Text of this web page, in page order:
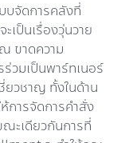
บจัดการคลังที่
เป็นเรื่องวุ่นวาย
ขาดความ
วมเป็นพาร์ทเนอร์
วชาญ ทั้งในด้าน
การจัดการคำสั่ง
ณะเดียวกันการที่